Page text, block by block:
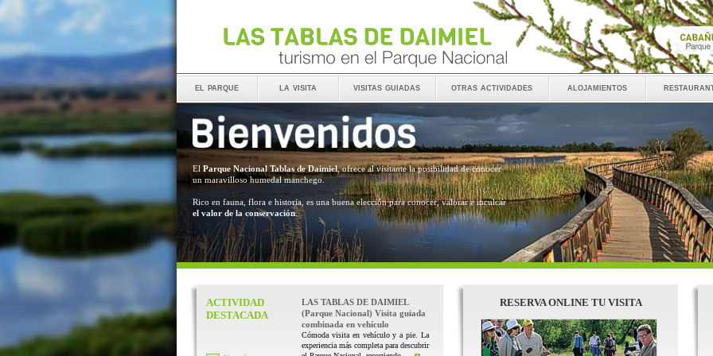
el parque la visita visitas guiadas otras actividades alojamientos
El Parque Nacional Tablas de Daimiel, ofrece al visitante la posibilidad de conocer
un maravilloso humedal manchego.
Rico en fauna, flora e historia, es una buena elección para conocer, valorar e inculcar
el valor de la conservación.
ACTIVIDAD
DESTACADA
LAS TABLAS DE DAIMIEL
(Parque Nacional) Visita guiada
combinada en vehículo
Cómoda visita en vehículo y a pie. La
experiencia más completa para descubrir
RESERVA ONLINE TU VISITA